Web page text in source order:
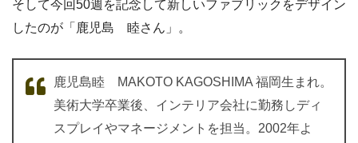
そして今回50週を記念して新しいファブリックをデザイン
したのが「鹿児島 睦さん」。
鹿児島睦 MAKOTO KAGOSHIMA 福岡生まれ。
美術大学卒業後、インテリア会社に勤務しディ
スプレイやマネージメントを担当。2002年よ